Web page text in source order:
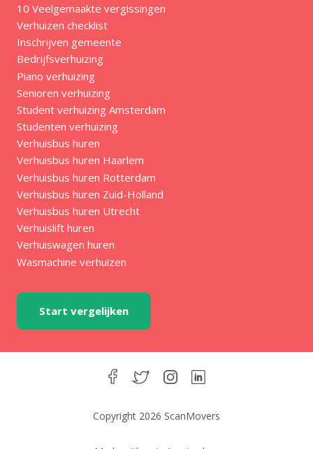
10 Veelgemaakte vergissingen
Verhuizen checklist
Inschrijven gemeente
Bedrijfsverhuizing
Piano verhuizing
Senioren verhuizing
Student verhuizing Amsterdam
Studenten verhuizing
Verhuisbus huren
Verhuisbus huren Haarlem
Verhuisbus huren Rotterdam
Verhuisbus huren Zuid-Holland
Verhuisbus huren Utrecht
Verhuislift huren
Verhuiswagen huren
Wasmachine verhuizen
Start vergelijken
Copyright 2026 ScanMovers